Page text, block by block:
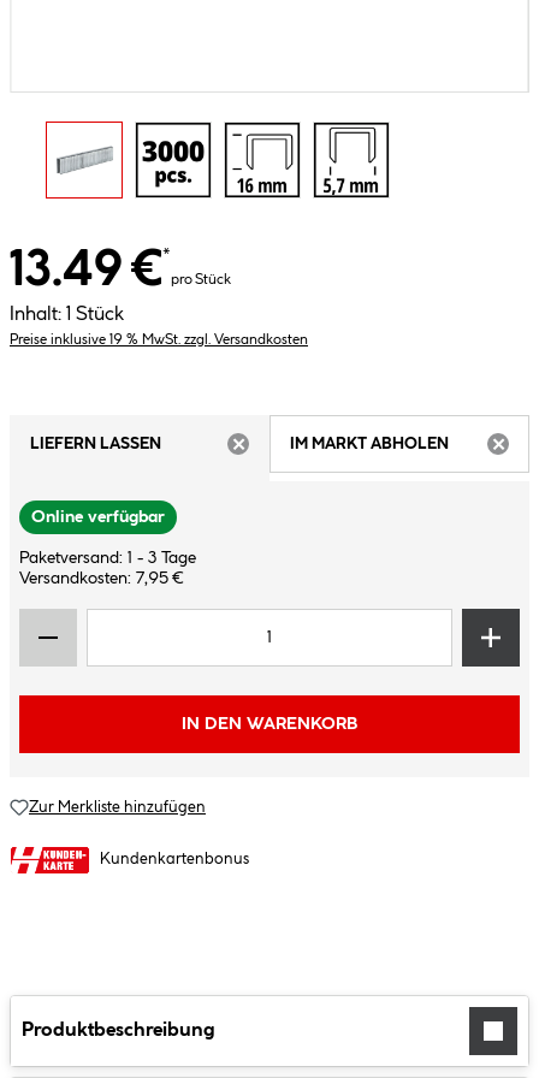
13.49 €*
pro Stück
Inhalt: 1 Stück
Preise inklusive 19 % MwSt. zzgl. Versandkosten
LIEFERN LASSEN
IM MARKT ABHOLEN
Online verfügbar
Paketversand: 1 - 3 Tage
Versandkosten: 7,95 €
IN DEN WARENKORB
Zur Merkliste hinzufügen
Kundenkartenbonus
Produktbeschreibung